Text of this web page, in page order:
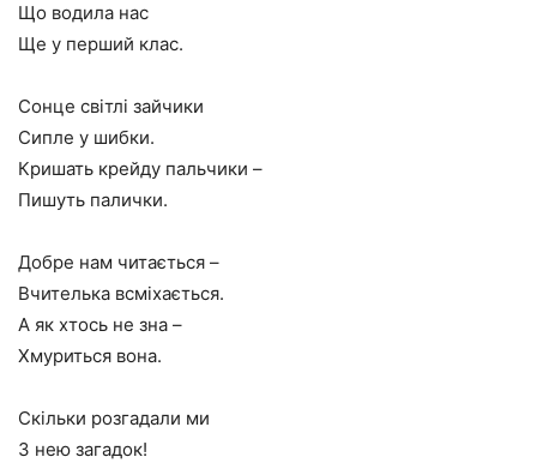
Що водила нас
Ще у перший клас.
Сонце світлі зайчики
Сипле у шибки.
Кришать крейду пальчики –
Пишуть палички.
Добре нам читається –
Вчителька всміхається.
А як хтось не зна –
Хмуриться вона.
Скільки розгадали ми
З нею загадок!